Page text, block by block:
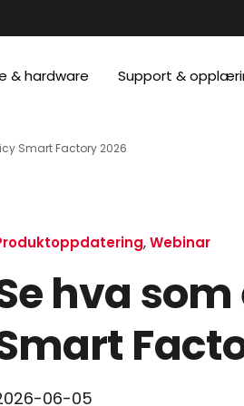
& hardware Support &
Smart Factory 2026
,Webinar
hva
06-05